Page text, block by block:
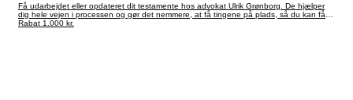
Få udarbejdet eller opdateret dit testamente hos advokat Ulrik Grønborg. De hjælper
dig hele vejen i processen og gør det nemmere, at få tingene på plads, så du kan få ro
i maven.
Rabat 1.000 kr.